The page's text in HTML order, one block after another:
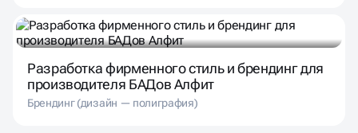
Разработка фирменного стиль и брендинг для
производителя БАДов Алфит
Брендинг (дизайн — полиграфия)